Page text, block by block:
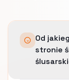
Od
stronie